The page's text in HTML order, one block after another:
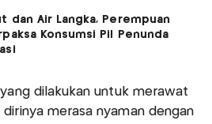
dan Air Langka, Perempuan
Konsumsi Pil Penunda
dilakukan untuk merawat
merasa nyaman dengan